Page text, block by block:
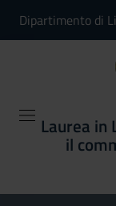
Dipartimento di
Laurea in
il